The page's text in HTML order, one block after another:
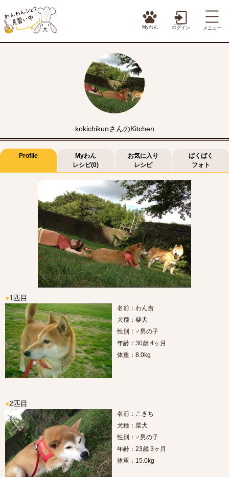
Myわん ログイン メニュー
kokichikunさんのKitchen
Profile
Myわん
レシピ(0)
お気に入り
レシピ
ばくばく
フォト
●1匹目
名前：わん吉
犬種：柴犬
性別：♂男の子
年齢：30歳 4ヶ月
体重：8.0kg
●2匹目
名前：こきち
犬種：柴犬
性別：♂男の子
年齢：23歳 3ヶ月
体重：15.0kg